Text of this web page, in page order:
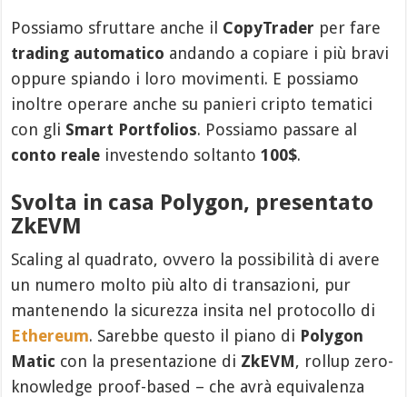
Possiamo sfruttare anche il CopyTrader per fare
trading automatico andando a copiare i più bravi
oppure spiando i loro movimenti. E possiamo
inoltre operare anche su panieri cripto tematici
con gli Smart Portfolios. Possiamo passare al
conto reale investendo soltanto100$.
Svolta in casa Polygon, presentato
ZkEVM
Scaling al quadrato, ovvero la possibilità di avere
un numero molto più alto di transazioni, pur
mantenendo la sicurezza insita nel protocollo di
Ethereum. Sarebbe questo il piano di Polygon
Matic con la presentazione di ZkEVM, rollup zero-
knowledge proof-based – che avrà equivalenza